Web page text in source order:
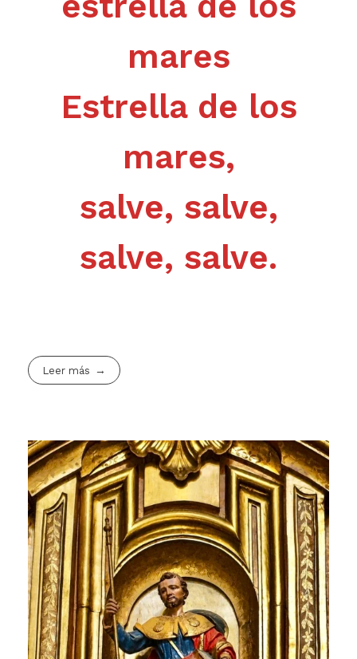
mares
Estrella de los
mares,
salve, salve,
salve, salve.
Leer más